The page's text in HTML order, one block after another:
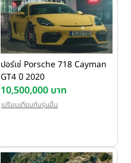
ปอร์เช่ Porsche 718 Cayman
GT4 ปี 2020
10,500,000 บาท
เปรียบเทียบกับรุ่นอื่น